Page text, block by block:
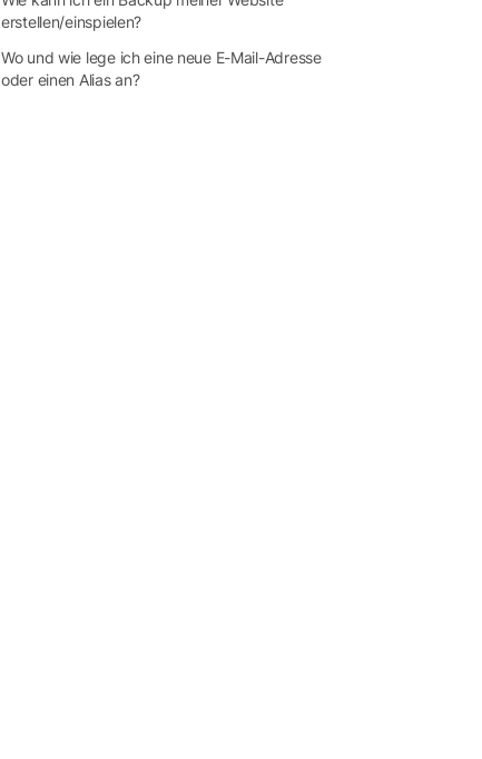
erstellen/einspielen?
Wo und wie lege ich eine neue E-Mail-Adresse
oder einen Alias an?